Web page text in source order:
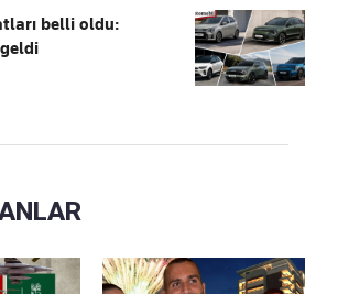
belli oldu: